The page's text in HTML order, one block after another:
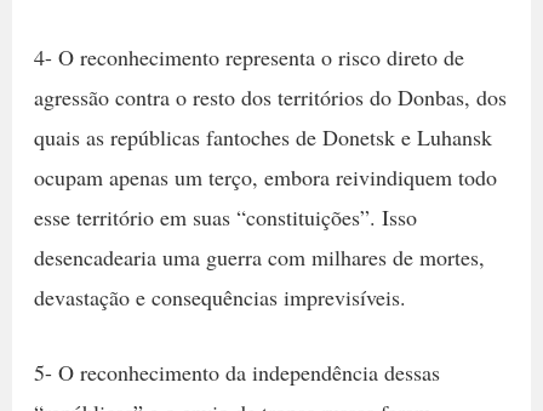
4- O reconhecimento representa o risco direto de
agressão contra o resto dos territórios do Donbas, dos
quais as repúblicas fantoches de Donetsk e Luhansk
ocupam apenas um terço, embora reivindiquem todo
esse território em suas “constituições”. Isso
desencadearia uma guerra com milhares de mortes,
devastação e consequências imprevisíveis.
5- O reconhecimento da independência dessas